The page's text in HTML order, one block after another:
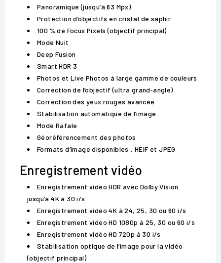
Panoramique (jusqu’à 63 Mpx)
Protection d’objectifs en cristal de saphir
100 % de Focus Pixels (objectif principal)
Mode Nuit
Deep Fusion
Smart HDR 3
Photos et Live Photos à large gamme de couleurs
Correction de l’objectif (ultra grand‑angle)
Correction des yeux rouges avancée
Stabilisation automatique de l’image
Mode Rafale
Géoréférencement des photos
Formats d’image disponibles : HEIF et JPEG
Enregistrement vidéo
Enregistrement vidéo HDR avec Dolby Vision
jusqu’à 4K à 30 i/s
Enregistrement vidéo 4K à 24, 25, 30 ou 60 i/s
Enregistrement vidéo HD 1080p à 25, 30 ou 60 i/s
Enregistrement vidéo HD 720p à 30 i/s
Stabilisation optique de l’image pour la vidéo
(objectif principal)